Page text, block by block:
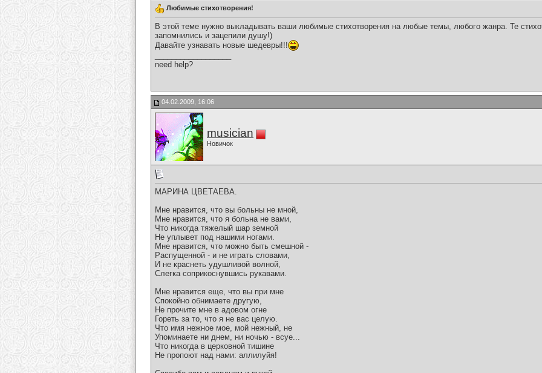
Любимые стихотворения!
В этой теме нужно выкладывать ваши любимые стихотворения на любые темы, любого жанра. Те
запомнились и зацепили душу!)
Давайте узнавать новые шедевры!!!
need help?
04.02.2009, 16:06
musician
Новичок
МАРИНА ЦВЕТАЕВА.
Мне нравится, что вы больны не мной,
Мне нравится, что я больна не вами,
Что никогда тяжелый шар земной
Не уплывет под нашими ногами.
Мне нравится, что можно быть смешной -
Распущенной - и не играть словами,
И не краснеть удушливой волной,
Слегка соприкоснувшись рукавами.
Мне нравится еще, что вы при мне
Спокойно обнимаете другую,
Не прочите мне в адовом огне
Гореть за то, что я не вас целую.
Что имя нежное мое, мой нежный, не
Упоминаете ни днем, ни ночью - всуе...
Что никогда в церковной тишине
Не пропоют над нами: аллилуйя!